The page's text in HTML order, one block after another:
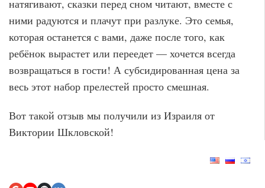
натягивают, сказки перед сном читают, вместе с
ними радуются и плачут при разлуке. Это семья,
которая останется с вами, даже после того, как
ребёнок вырастет или переедет — хочется всегда
возвращаться в гости! А субсидированная цена за
весь этот набор прелестей просто смешная.
Вот такой отзыв мы получили из Израиля от
Виктории Шкловской!